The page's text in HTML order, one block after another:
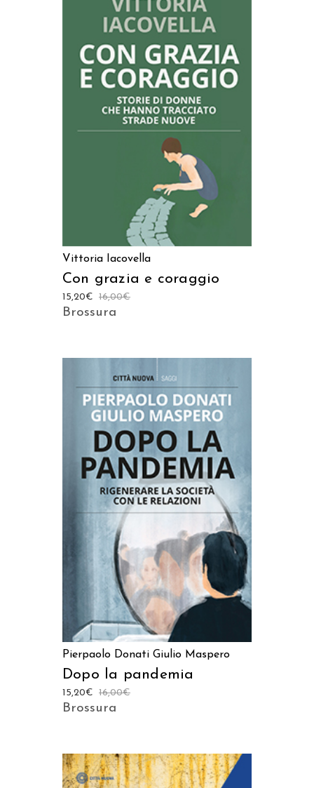
AGGIUNGI AL CARRELLO
Vittoria Iacovella
Con grazia e coraggio
16,00€
15,20€
Brossura
AGGIUNGI AL CARRELLO
Pierpaolo Donati Giulio Maspero
Dopo la pandemia
16,00€
15,20€
Brossura